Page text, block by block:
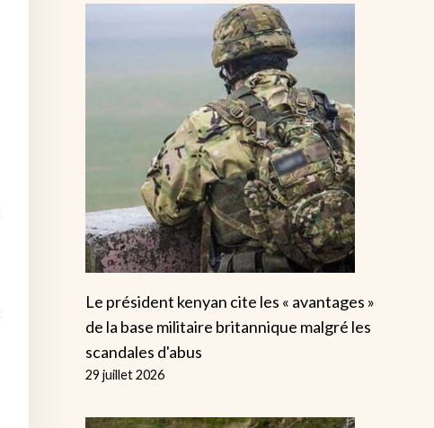
Le président kenyan cite les « avantages »
de la base militaire britannique malgré les
scandales d'abus
29 juillet 2026